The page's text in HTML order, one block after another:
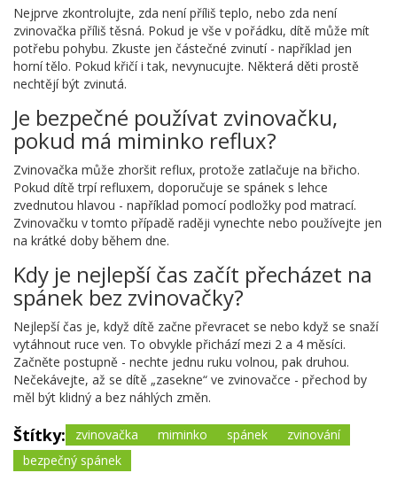
Nejprve zkontrolujte, zda není příliš teplo, nebo zda není
zvinovačka příliš těsná. Pokud je vše v pořádku, dítě může mít
potřebu pohybu. Zkuste jen částečné zvinutí - například jen
horní tělo. Pokud křičí i tak, nevynucujte. Některá děti prostě
nechtějí být zvinutá.
Je bezpečné používat zvinovačku,
pokud má miminko reflux?
Zvinovačka může zhoršit reflux, protože zatlačuje na břicho.
Pokud dítě trpí refluxem, doporučuje se spánek s lehce
zvednutou hlavou - například pomocí podložky pod matrací.
Zvinovačku v tomto případě raději vynechte nebo používejte jen
na krátké doby během dne.
Kdy je nejlepší čas začít přecházet na
spánek bez zvinovačky?
Nejlepší čas je, když dítě začne převracet se nebo když se snaží
vytáhnout ruce ven. To obvykle přichází mezi 2 a 4 měsíci.
Začněte postupně - nechte jednu ruku volnou, pak druhou.
Nečekávejte, až se dítě „zasekne“ ve zvinovačce - přechod by
měl být klidný a bez náhlých změn.
Štítky: zvinovačka miminko spánek
zvinování
bezpečný spánek